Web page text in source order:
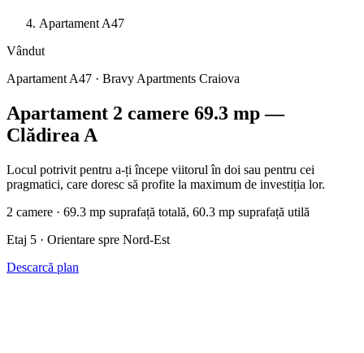
Apartament A47
Vândut
Apartament A47 · Bravy Apartments Craiova
Apartament 2 camere 69.3 mp —
Clădirea A
Locul potrivit pentru a-ți începe viitorul în doi sau pentru cei
pragmatici, care doresc să profite la maximum de investiția lor.
2 camere · 69.3 mp suprafață totală, 60.3 mp suprafață utilă
Etaj 5 · Orientare spre Nord-Est
Descarcă plan